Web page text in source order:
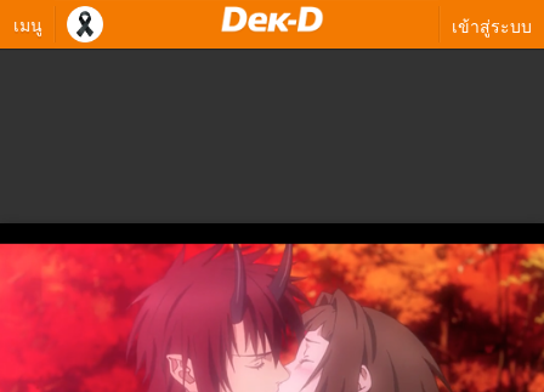
เมนู เข้าสู่ระบบ